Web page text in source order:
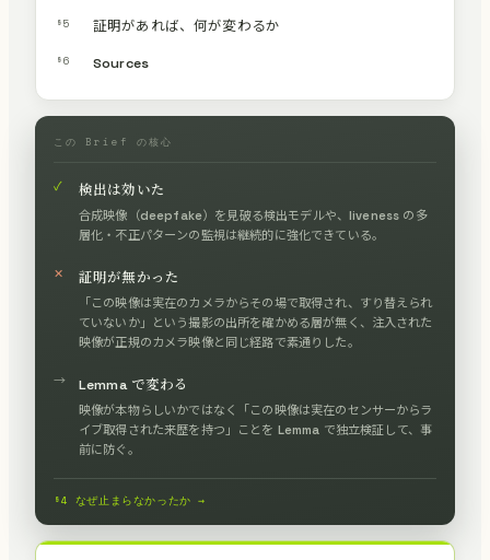
§5 証明があれば、何が変わるか
§6 Sources
この Brief の核心
✓ 検出は効いた
合成映像（deepfake）を見破る検出モデルや、liveness の多
層化・不正パターンの監視は継続的に強化できている。
✕ 証明が無かった
「この映像は実在のカメラからその場で取得され、すり替えられ
ていないか」という撮影の出所を確かめる層が無く、注入された
映像が正規のカメラ映像と同じ経路で素通りした。
→ Lemma で変わる
映像が本物らしいかではなく「この映像は実在のセンサーからラ
イブ取得された来歴を持つ」ことを Lemma で独立検証して、事
前に防ぐ。
§4 なぜ止まらなかったか →